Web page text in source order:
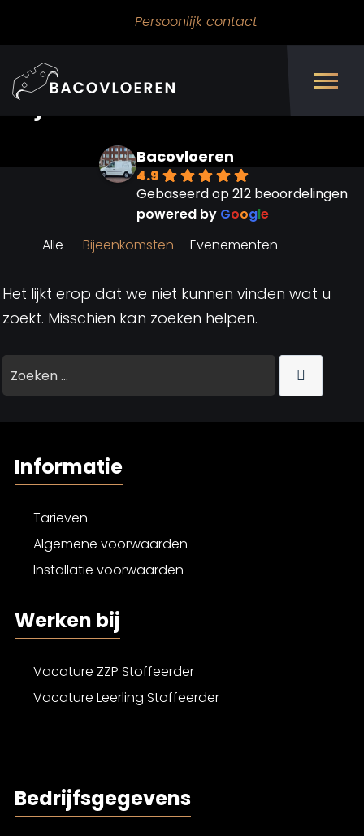
Persoonlijk contact
Bijeenkomsten
Bacovloeren
4.9
Gebaseerd op 212 beoordelingen
powered by Google
Alle Bijeenkomsten Evenementen
Het lijkt erop dat we niet kunnen vinden wat u
zoekt. Misschien kan zoeken helpen.
Informatie
Tarieven
Algemene voorwaarden
Installatie voorwaarden
Werken bij
Vacature ZZP Stoffeerder
Vacature Leerling Stoffeerder
Bedrijfsgegevens